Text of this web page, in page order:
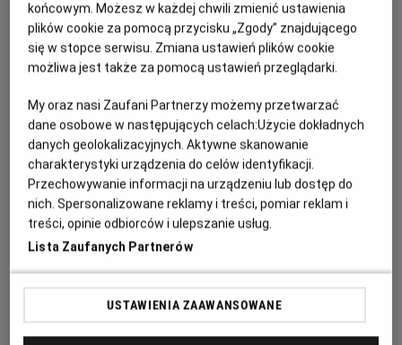
20:30
2D, napisy
POKAŻ KOLEJNE DNI
OPIS FILMU
„Ice Cream Man” to najnowszy horror Eliego Rotha, twórcy
takich filmów jak „Hostel”, „Cabin Fever” i „Thanksgiving”.
Pomysł dojrzewał w jego głowie ponad 20 lat, zanim w
końcu został zrealizowany w ramach nowej wytwórni
horrorów reżysera, The Horror Section. Prawa do
międzynarodowej dystrybucji filmu nabyło studio Sixth
końcowym. Możesz w każdej chwili zmienić ustawienia
plików cookie za pomocą przycisku „Zgody” znajdującego
się w stopce serwisu. Zmiana ustawień plików cookie
możliwa jest także za pomocą ustawień przeglądarki.
My oraz nasi Zaufani Partnerzy możemy przetwarzać
dane osobowe w następujących celach:Użycie dokładnych
danych geolokalizacyjnych. Aktywne skanowanie
charakterystyki urządzenia do celów identyfikacji.
Przechowywanie informacji na urządzeniu lub dostęp do
nich. Spersonalizowane reklamy i treści, pomiar reklam i
treści, opinie odbiorców i ulepszanie usług.
Lista Zaufanych Partnerów
USTAWIENIA ZAAWANSOWANE